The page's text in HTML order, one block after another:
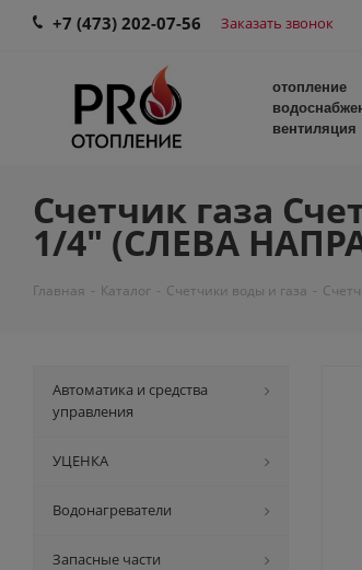
+7 (473) 202-07-56 Заказать звонок
отопление
вентиляция
Счетчик газа
1/4" (СЛЕВА
Главная - Каталог - Счетчики воды и газа -
Автоматика и средства
управления
УЦЕНКА
Водонагреватели
Запасные части